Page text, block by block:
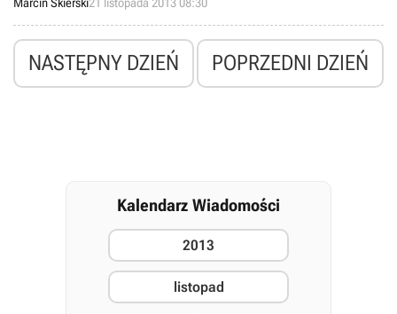
oraz Xboksa 360. W najbliższych dniach produkcja studia Ubisoft
Montreal pojawi się jeszcze na Wii U, Xboksie One oraz PlayStation
4.
NASTĘPNY DZIEŃ POPRZEDNI DZIEŃ
Kalendarz Wiadomości
2013
listopad